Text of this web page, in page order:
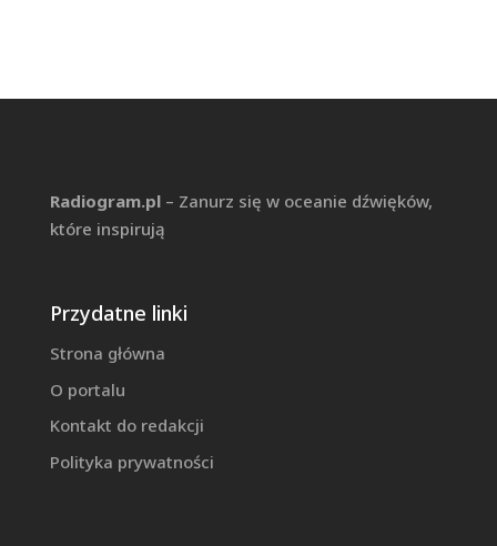
Radiogram.pl– Zanurz się w oceanie dźwięków,
które inspirują
Przydatne linki
Strona główna
O portalu
Kontakt do redakcji
Polityka prywatności